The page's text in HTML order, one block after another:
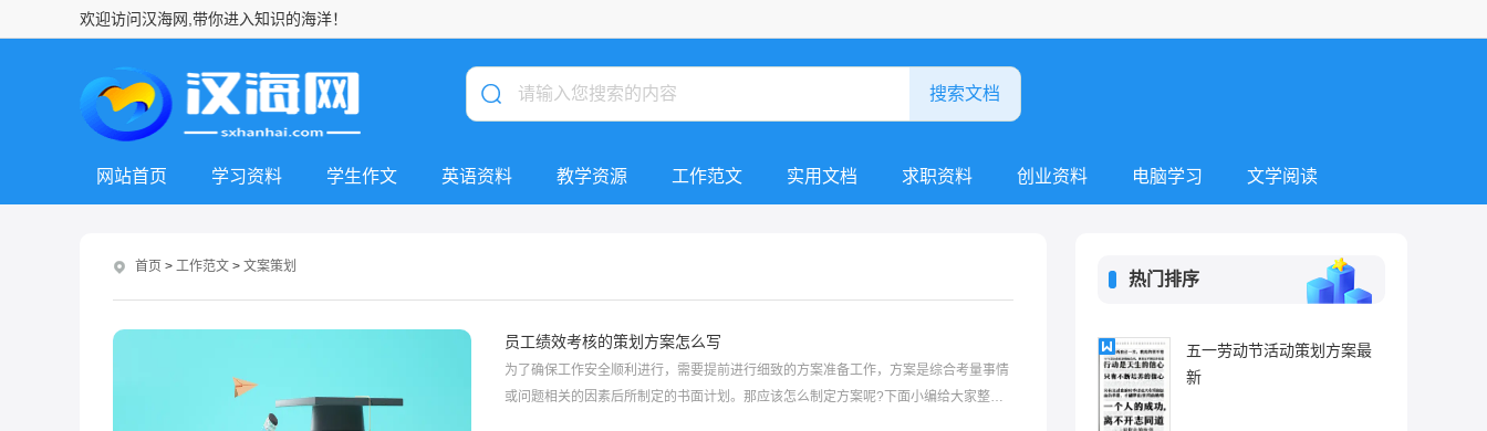
欢迎访问汉海网,带你进入知识的海洋！
网站首页 学习资料 学生作文 英语资料 教学资源 工作范文 实用文档 求职资料 创业资料 电脑学习 文学阅读
首页 > 工作范文 > 文案策划
员工绩效考核的策划方案怎么写
为了确保工作安全顺利进行，需要提前进行细致的方案准备工作，方案是综合考量事情
或问题相关的因素后所制定的书面计划。那应该怎么制定方案呢?下面小编给大家整理
热门排序
五一劳动节活动策划方案最
新